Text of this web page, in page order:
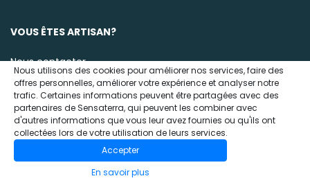
VOUS ÊTES ARTISAN?
Nous contacter
© 2020 Sensaterra
Nous utilisons des cookies pour améliorer nos services, faire des
offres personnelles, améliorer votre expérience et analyser notre
trafic. Certaines informations peuvent être partagées avec des
partenaires de Sensaterra, qui peuvent les combiner avec
d'autres informations que vous leur avez fournies ou qu'ils ont
collectées lors de votre utilisation de leurs services.
Accepter
En savoir plus